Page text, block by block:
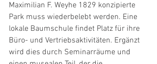
Maximilian F. Weyhe 1829 konzipierte
Park muss wiederbelebt werden. Eine
lokale Baumschule findet Platz für ihre
Büro- und Vertriebsaktivitäten. Ergänzt
wird dies durch Seminarräume und